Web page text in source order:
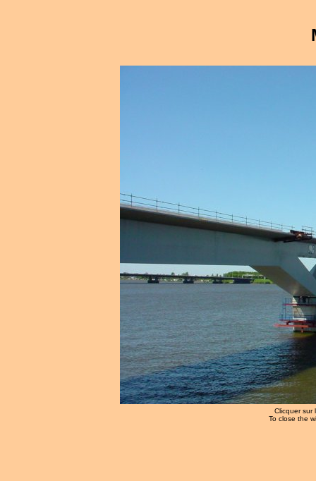
Clicquer sur
To close the